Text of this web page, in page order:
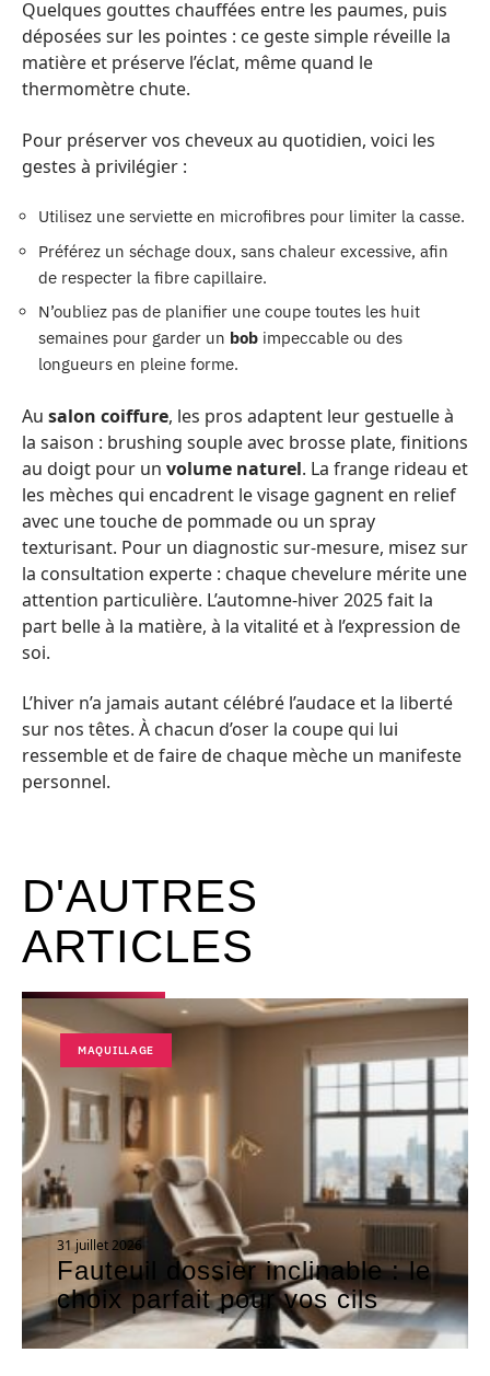
Quelques gouttes chauffées entre les paumes, puis
déposées sur les pointes : ce geste simple réveille la
matière et préserve l’éclat, même quand le
thermomètre chute.
Pour préserver vos cheveux au quotidien, voici les
gestes à privilégier :
Utilisez une serviette en microfibres pour limiter la casse.
Préférez un séchage doux, sans chaleur excessive, afin
de respecter la fibre capillaire.
N’oubliez pas de planifier une coupe toutes les huit
semaines pour garder un bob impeccable ou des
longueurs en pleine forme.
Au salon coiffure, les pros adaptent leur gestuelle à
la saison : brushing souple avec brosse plate, finitions
au doigt pour un volume naturel. La frange rideau et
les mèches qui encadrent le visage gagnent en relief
avec une touche de pommade ou un spray
texturisant. Pour un diagnostic sur-mesure, misez sur
la consultation experte : chaque chevelure mérite une
attention particulière. L’automne-hiver 2025 fait la
part belle à la matière, à la vitalité et à l’expression de
soi.
L’hiver n’a jamais autant célébré l’audace et la liberté
sur nos têtes. À chacun d’oser la coupe qui lui
ressemble et de faire de chaque mèche un manifeste
personnel.
D'AUTRES
ARTICLES
MAQUILLAGE
31 juillet 2026
Fauteuil dossier inclinable : le
choix parfait pour vos cils